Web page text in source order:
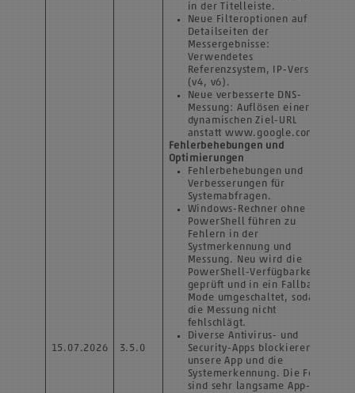
15.07.2026 3.5.0
in der Titelleiste.
Neue Filteroptionen auf den
Detailseiten der
Messergebnisse:
Verwendetes
Referenzsystem, IP-Version
(v4, v6).
Neue verbesserte DNS-
Messung: Auflösen einer
dynamischen Ziel-URL
anstatt www.google.com.
Fehlerbehebungen und
Optimierungen
Fehlerbehebungen und
Verbesserungen für
Systemabfragen.
Windows-Rechner ohne
PowerShell führen zu
Fehlern in der
Systmerkennung und
Messung. Neu wird die
PowerShell-Verfügbarkeit
geprüft und in ein Fallback-
Mode umgeschaltet, sodass
die Messung nicht
fehlschlägt.
Diverse Antivirus- und
Security-Apps blockieren
unsere App und die
Systemerkennung. Die Folge
sind sehr langsame App-